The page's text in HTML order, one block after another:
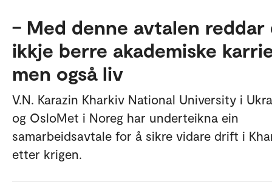
– Med denne avtalen reddar
ikkje berre akademiske
men også liv
V.N. Karazin Kharkiv National University i
og OsloMet i Noreg har underteikna ein
samarbeidsavtale for å sikre vidare drift i
etter krigen.